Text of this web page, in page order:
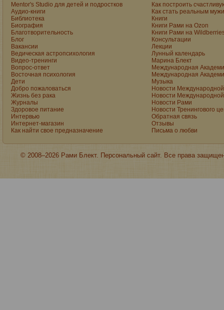
Mentor's Studio для детей и подростков
Аудио-книги
Библиотека
Биография
Благотворительность
Блог
Вакансии
Ведическая астропсихология
Видео-тренинги
Вопрос-ответ
Восточная психология
Дети
Добро пожаловаться
Жизнь без рака
Журналы
Здоровое питание
Интервью
Интернет-магазин
Как найти свое предназначение
Как построить
Как стать реальным
Книги
Книги Рами на Ozon
Книги Рами на
Консультации
Лекции
Лунный календарь
Марина Блект
Международная
Международная
Музыка
Новости
Новости
Новости Рами
Новости Тренингового
Обратная связь
Отзывы
Письма о любви
© 2008–2026 Рами Блект. Персональный сайт. Все права